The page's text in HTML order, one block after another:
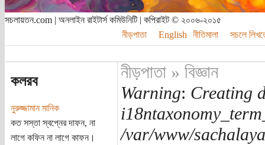
সচলায়তন.com | অনলাইন রাইটার্স কমিউনিটি | কপিরাইট © ২০০৬-২০১৫
নীড়পাতা
English নীতিমালা সচলে
কলরব
নুরুজ্জামান মানিক
কত সস্তা স্বপ্নের দাফন, না
লাগে কফিন না লাগে কাফন।
নীড়পাতা» বিজ্ঞান
Warning: Creating
/var/www/